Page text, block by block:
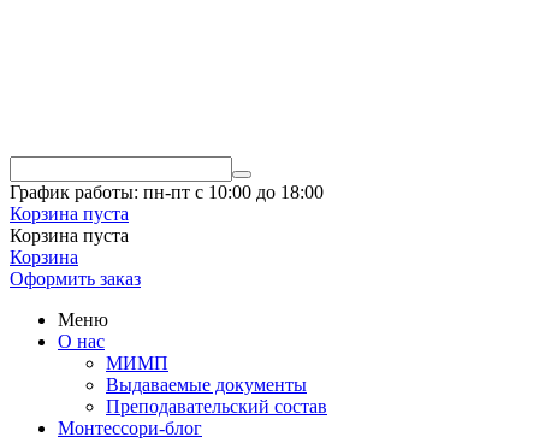
График работы: пн-пт с 10:00 до 18:00
Корзина пуста
Корзина пуста
Корзина
Оформить заказ
Меню
О нас
МИМП
Выдаваемые документы
Преподавательский состав
Монтессори-блог